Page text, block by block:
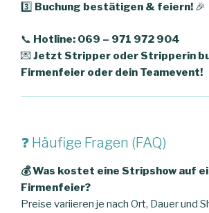
3️⃣ Buchung bestätigen & feiern! 🎉
📞 Hotline: 069 – 971 972 904
💌 Jetzt Stripper oder Stripperin
Firmenfeier oder dein Teamevent!
❓ Häufige Fragen (FAQ)
💰 Was kostet eine Stripshow auf
Firmenfeier?
Preise variieren je nach Ort, Dauer und